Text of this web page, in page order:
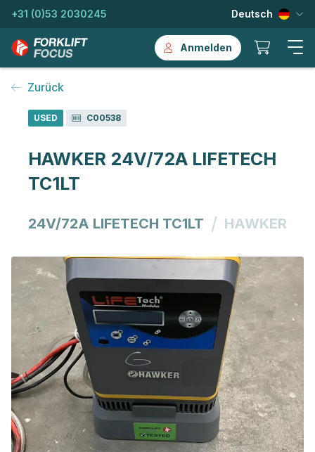
+31 (0)53 2030245 Deutsch
Anmelden
Zurück
USED C00538
HAWKER 24V/72A LIFETECH
TC1LT
24V/72A LIFETECH TC1LT / HAWKER